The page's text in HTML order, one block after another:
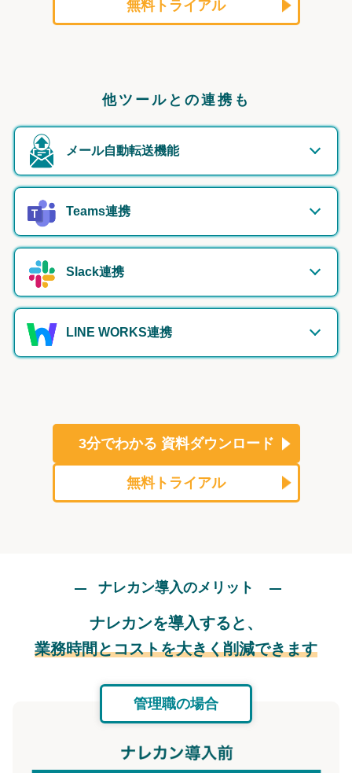
無料トライアル
他ツールとの連携も
メール自動転送機能
Teams連携
Slack連携
LINE WORKS連携
3分でわかる 資料ダウンロード
無料トライアル
ナレカン導入のメリット
ナレカンを導入すると、
業務時間とコストを大きく削減できます
管理職の場合